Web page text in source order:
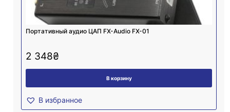
Портативный аудио ЦАП FX-Audio FX-01
2 348₴
В корзину
В избранное